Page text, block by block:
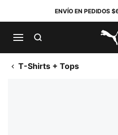
ENVÍO EN PEDIDOS
T-Shirts + Tops